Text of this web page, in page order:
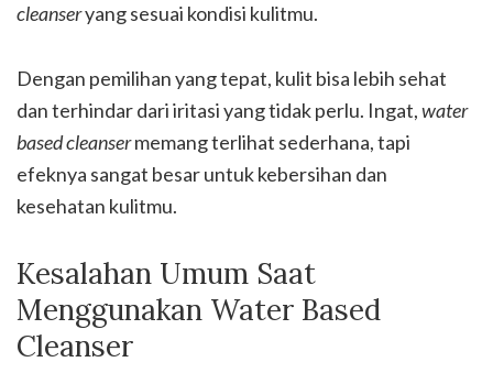
cleanseryang sesuai kondisi kulitmu.
Dengan pemilihan yang tepat, kulit bisa lebih sehat
dan terhindar dari iritasi yang tidak perlu. Ingat,water
based cleansermemang terlihat sederhana, tapi
efeknya sangat besar untuk kebersihan dan
kesehatan kulitmu.
Kesalahan Umum Saat
Menggunakan Water Based
Cleanser